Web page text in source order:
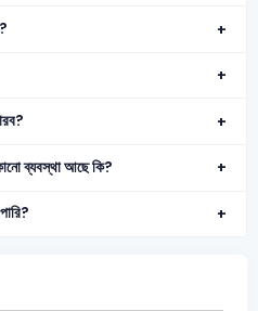
ব্যবস্থা আছে কি?